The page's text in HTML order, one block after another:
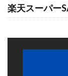
楽天スーパー